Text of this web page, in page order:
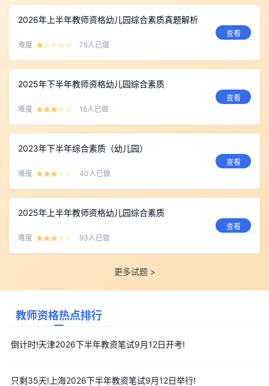
2026年上半年教师资格幼儿园综合素质真题解析
难度 76人已做
查看
2025年下半年教师资格幼儿园综合素质
难度 16人已做
查看
2023年下半年综合素质（幼儿园）
难度 40人已做
查看
2025年上半年教师资格幼儿园综合素质
难度 93人已做
查看
更多试题 >
教师资格热点排行
倒计时!天津2026下半年教资笔试9月12日开考!
只剩35天!上海2026下半年教资笔试9月12日举行!